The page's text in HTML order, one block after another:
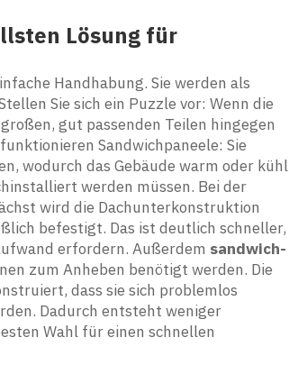
Lösung für
Handhabung. Sie werden als
Sie sich ein Puzzle vor: Wenn die
gut passenden Teilen hingegen
Sandwichpaneele: Sie
wodurch das Gebäude warm oder kühl
werden müssen. Bei der
wird die Dachunterkonstruktion
befestigt. Das ist deutlich schneller,
erfordern. Außerdem sandwich-
zum Anheben benötigt werden. Die
dass sie sich problemlos
Dadurch entsteht weniger
Wahl für einen schnellen